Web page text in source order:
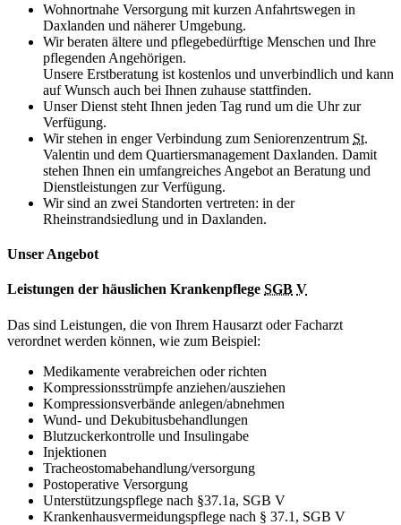
Wohnortnahe Versorgung mit kurzen Anfahrtswegen in
Daxlanden und näherer Umgebung.
Wir beraten ältere und pflegebedürftige Menschen und Ihre
pflegenden Angehörigen.
Unsere Erstberatung ist kostenlos und unverbindlich und kann
auf Wunsch auch bei Ihnen zuhause stattfinden.
Unser Dienst steht Ihnen jeden Tag rund um die Uhr zur
Verfügung.
Wir stehen in enger Verbindung zum Seniorenzentrum St.
Valentin und dem Quartiersmanagement Daxlanden. Damit
stehen Ihnen ein umfangreiches Angebot an Beratung und
Dienstleistungen zur Verfügung.
Wir sind an zwei Standorten vertreten: in der
Rheinstrandsiedlung und in Daxlanden.
Unser Angebot
Leistungen der häuslichen Krankenpflege SGB V
Das sind Leistungen, die von Ihrem Hausarzt oder Facharzt
verordnet werden können, wie zum Beispiel:
Medikamente verabreichen oder richten
Kompressionsstrümpfe anziehen/ausziehen
Kompressionsverbände anlegen/abnehmen
Wund- und Dekubitusbehandlungen
Blutzuckerkontrolle und Insulingabe
Injektionen
Tracheostomabehandlung/versorgung
Postoperative Versorgung
Unterstützungspflege nach §37.1a, SGB V
Krankenhausvermeidungspflege nach § 37.1, SGB V